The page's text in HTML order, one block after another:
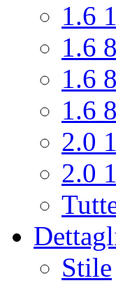
1.6
1.6
1.6
1.6
2.0
2.0
Stile